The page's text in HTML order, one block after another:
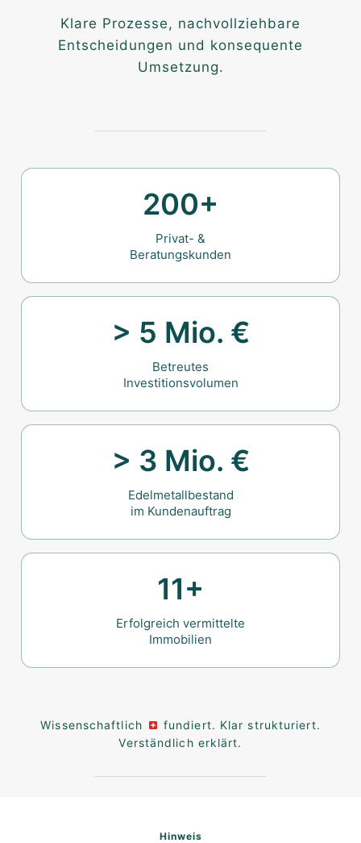
Klare Prozesse, nachvollziehbare
Entscheidungen und konsequente
Umsetzung.
200+
Privat- &
Beratungskunden
> 5 Mio. €
Betreutes
Investitionsvolumen
> 3 Mio. €
Edelmetallbestand
im Kundenauftrag
11+
Erfolgreich vermittelte
Immobilien
Wissenschaftlich
fundiert. Klar strukturiert.
Verständlich erklärt.
Hinweis